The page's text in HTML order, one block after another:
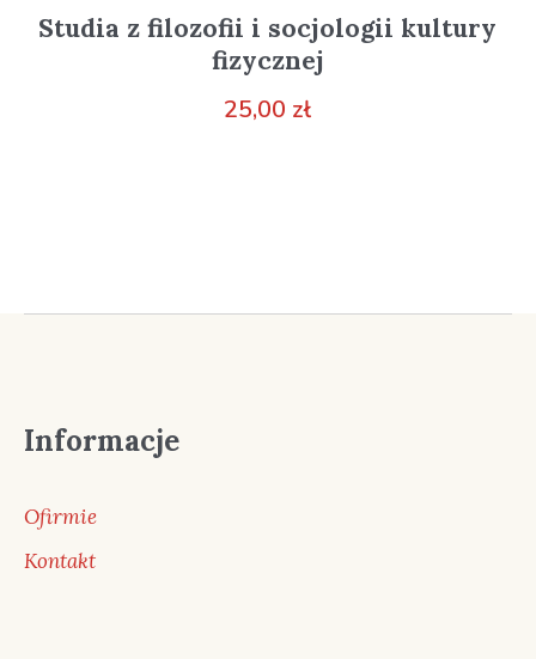
Studia z filozofii i socjologii kultury
fizycznej
25,00 zł
Informacje
Ofirmie
Kontakt